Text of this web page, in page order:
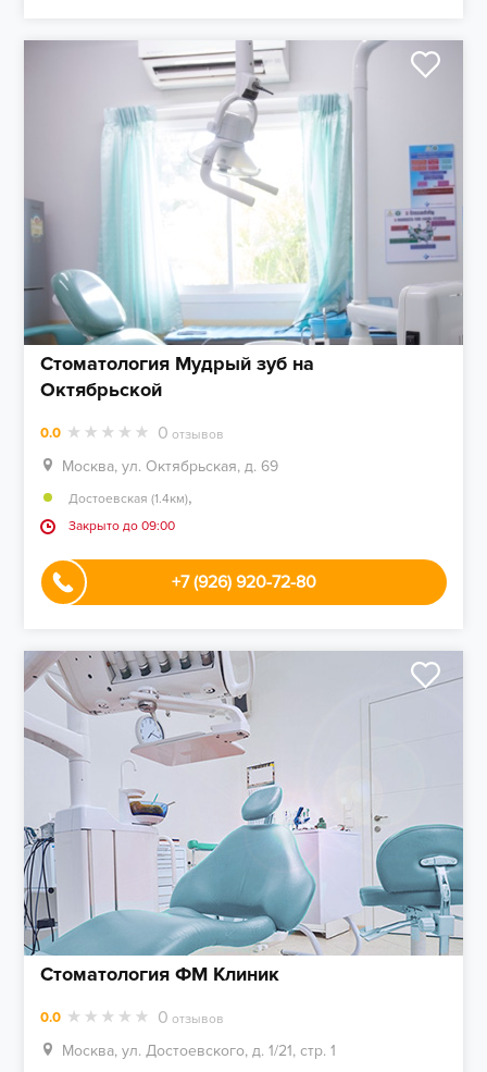
Стоматология Мудрый зуб на
Октябрьской
0.0 0 отзывов
Москва, ул. Октябрьская, д. 69
Достоевская (1.4км),
Закрыто до 09:00
+7 (926) 920-72-80
Стоматология ФМ Клиник
0.0 0 отзывов
Москва, ул. Достоевского, д. 1/21, стр. 1